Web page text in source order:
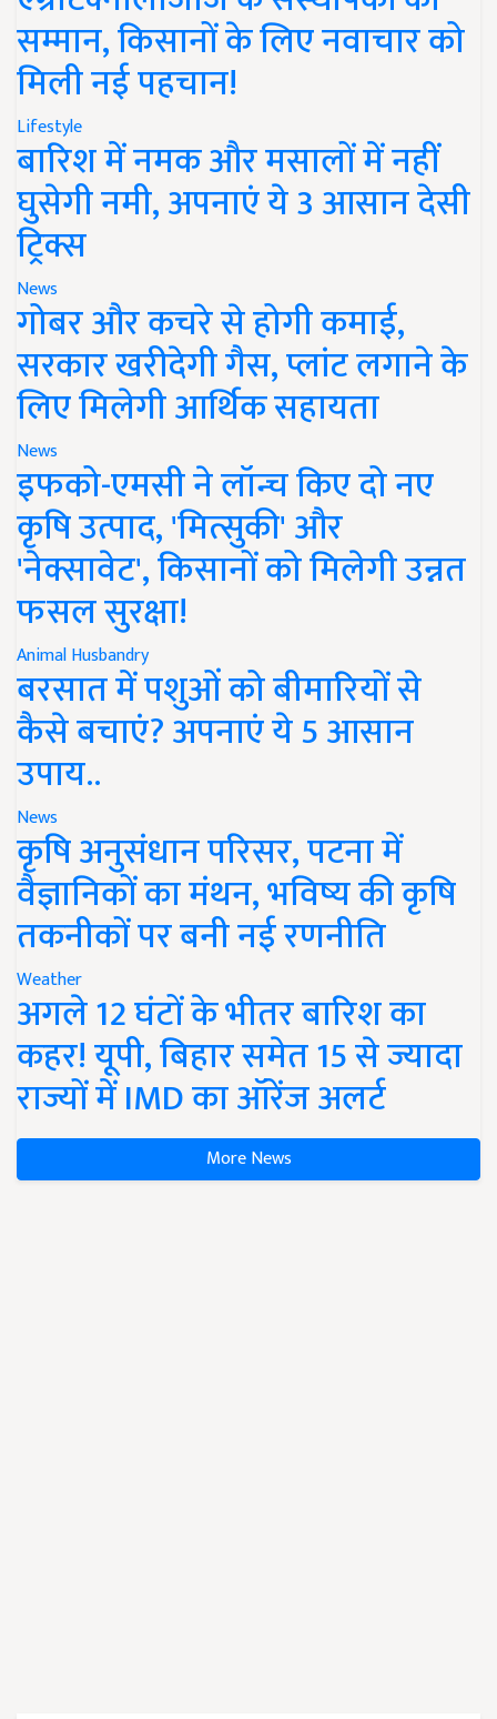
सम्मान, किसानों के लिए नवाचार को
मिली नई पहचान!
Lifestyle
बारिश में नमक और मसालों में नहीं
घुसेगी नमी, अपनाएं ये 3 आसान देसी
ट्रिक्स
News
गोबर और कचरे से होगी कमाई,
सरकार खरीदेगी गैस, प्लांट लगाने के
लिए मिलेगी आर्थिक सहायता
News
इफको-एमसी ने लॉन्च किए दो नए
कृषि उत्पाद, 'मित्सुकी' और
'नेक्सावेट', किसानों को मिलेगी उन्नत
फसल सुरक्षा!
Animal Husbandry
बरसात में पशुओं को बीमारियों से
कैसे बचाएं? अपनाएं ये 5 आसान
उपाय..
News
कृषि अनुसंधान परिसर, पटना में
वैज्ञानिकों का मंथन, भविष्य की कृषि
तकनीकों पर बनी नई रणनीति
Weather
अगले 12 घंटों के भीतर बारिश का
कहर! यूपी, बिहार समेत 15 से ज्यादा
राज्यों में IMD का ऑरेंज अलर्ट
More News